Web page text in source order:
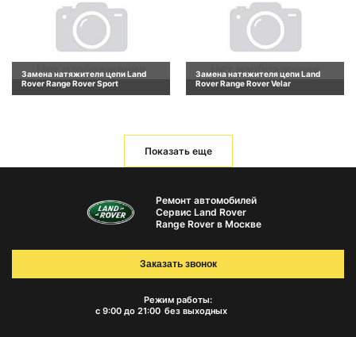
Замена натяжителя цепи Land
Rover Range Rover Sport
Замена натяжителя цепи Land
Rover Range Rover Velar
Показать еще
Ремонт автомобилей
Сервис Land Rover
Range Rover в Москве
Режим работы:
с 9:00 до 21:00 без выходных
Заказать звонок